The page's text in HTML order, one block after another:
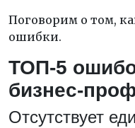
Поговорим о том,
ошибки.
ТОП-5
бизнес-
Отсутствует